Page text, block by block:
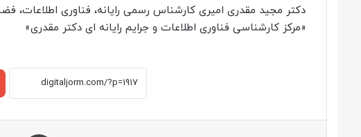
دکتر مجید مقدری امیری کارشناس رسمی رایانه، فناوری اطلاعات،
«مرکز کارشناسی فناوری اطلاعات و جرایم رایانه ای دکتر مقدری»